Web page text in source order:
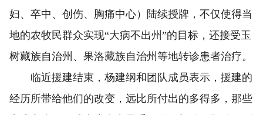
妇、卒中、创伤、胸痛中心）陆续授牌，不仅使得当
地的农牧民群众实现“大病不出州”的目标，还接受玉
树藏族自治州、果洛藏族自治州等地转诊患者治疗。
临近援建结束，杨建纲和团队成员表示，援建的
经历所带给他们的改变，远比所付出的多得多，那些